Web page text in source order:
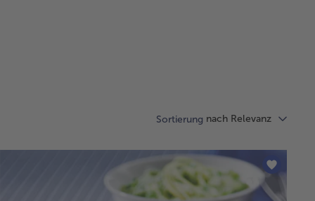
Sortierung nach Relevanz